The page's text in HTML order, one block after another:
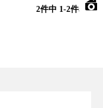
2件中 1-2件表示